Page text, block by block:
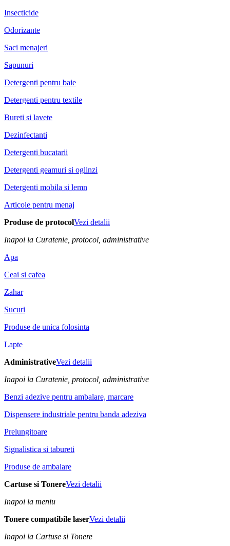
Insecticide
Odorizante
Saci menajeri
Sapunuri
Detergenti pentru baie
Detergenti pentru textile
Bureti si lavete
Dezinfectanti
Detergenti bucatarii
Detergenti geamuri si oglinzi
Detergenti mobila si lemn
Articole pentru menaj
Produse de protocolVezi detalii
Inapoi la Curatenie, protocol, administrative
Apa
Ceai si cafea
Zahar
Sucuri
Produse de unica folosinta
Lapte
AdministrativeVezi detalii
Inapoi la Curatenie, protocol, administrative
Benzi adezive pentru ambalare, marcare
Dispensere industriale pentru banda adeziva
Prelungitoare
Signalistica si tabureti
Produse de ambalare
Cartuse si TonereVezi detalii
Inapoi la meniu
Tonere compatibile laserVezi detalii
Inapoi la Cartuse si Tonere